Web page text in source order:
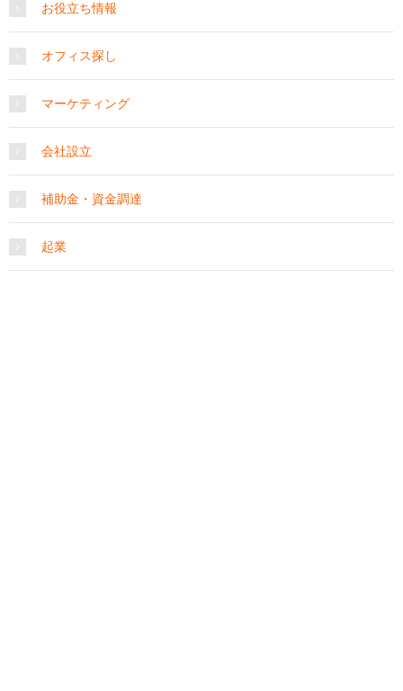
お役立ち情報
オフィス探し
マーケティング
会社設立
補助金・資金調達
起業